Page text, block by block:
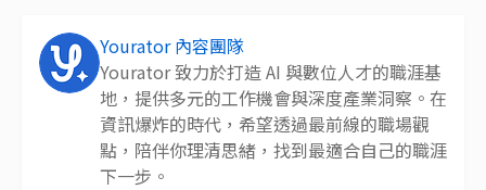
Yourator 內容團隊
Yourator 致力於打造 AI 與數位人才的職涯基
地，提供多元的工作機會與深度產業洞察。在
資訊爆炸的時代，希望透過最前線的職場觀
點，陪伴你理清思緒，找到最適合自己的職涯
下一步。